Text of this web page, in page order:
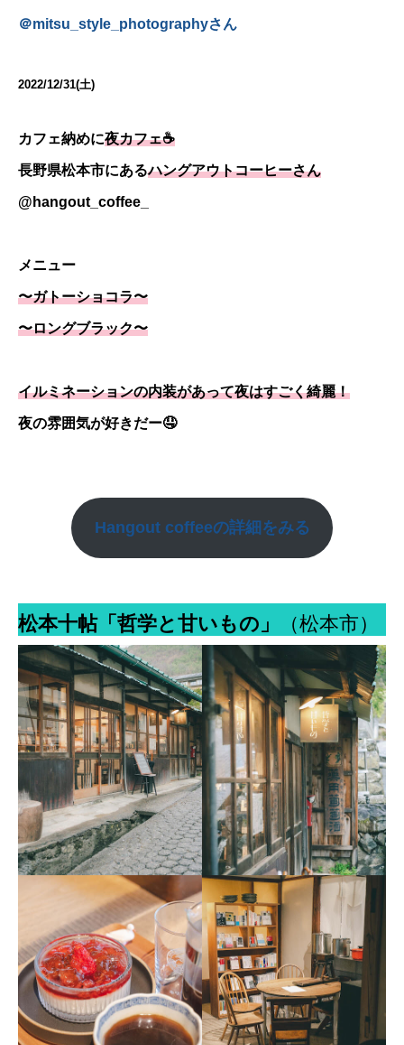
＠mitsu_style_photographyさん
2022/12/31(土)
カフェ納めに夜カフェ☕️
長野県松本市にあるハングアウトコーヒーさん
@hangout_coffee_
メニュー
〜ガトーショコラ〜
〜ロングブラック〜
イルミネーションの内装があって夜はすごく綺麗！
夜の雰囲気が好きだー🤤
Hangout coffeeの詳細をみる
松本十帖「哲学と甘いもの」 （松本市）